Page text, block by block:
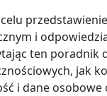
i
ten
jak
i dane